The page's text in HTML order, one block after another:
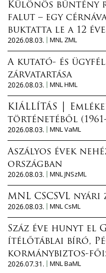
Különös bűntény
falut – egy
buktatta le a 12
2026.08.03.
MNL ZML
A kutató- és
zárvatartása
2026.08.03.
MNL HML
KIÁLLÍTÁS │
történetéből (1961-
2026.08.03.
MNL VaML
Aszályos évek
országban
2026.08.03.
MNL JNSzML
MNL CSCSVL
2026.08.03.
MNL CsML
Száz éve hunyt el
ítélőtáblai bíró,
kormánybiztos-
2026.07.31.
MNL BaML